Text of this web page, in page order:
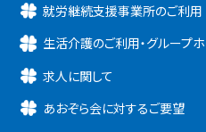
就労継続支援事業所のご利用
生活介護のご利用・グループ
求人に関して
あおぞら会に対するご要望